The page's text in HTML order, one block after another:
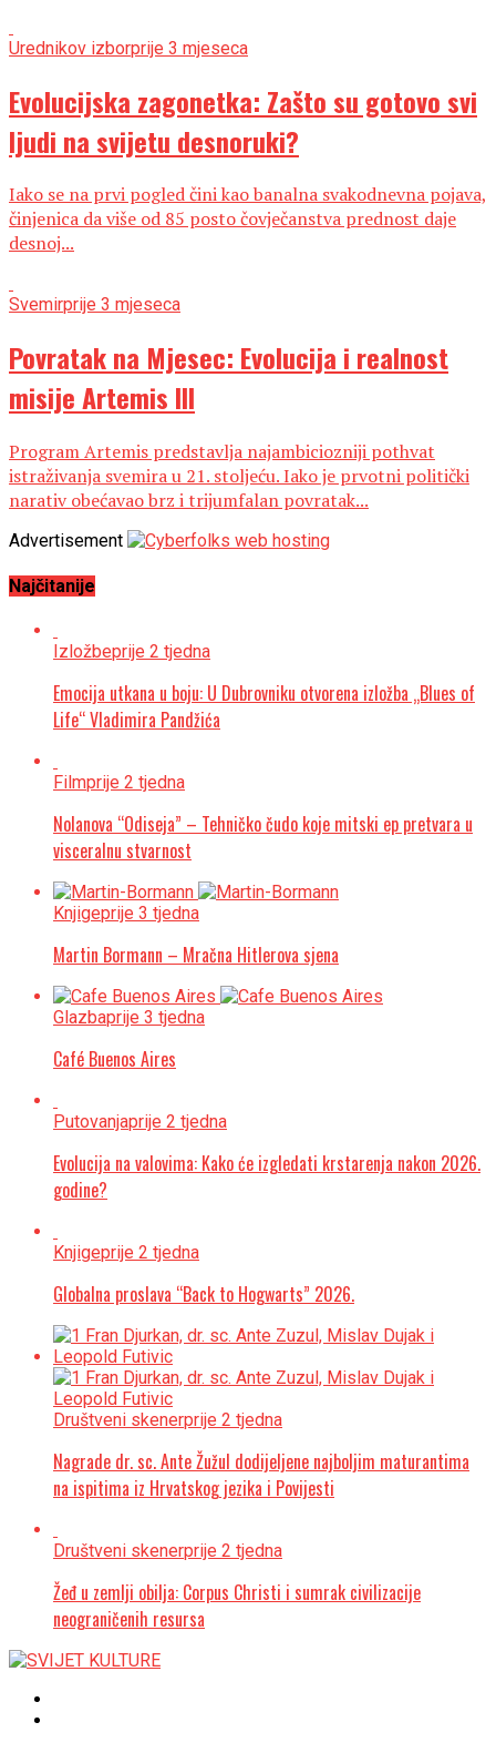
Urednikov izborprije 3 mjeseca
Evolucijska zagonetka: Zašto su gotovo svi
ljudi na svijetu desnoruki?
Iako se na prvi pogled čini kao banalna svakodnevna pojava,
činjenica da više od 85 posto čovječanstva prednost daje
desnoj...
Svemirprije 3 mjeseca
Povratak na Mjesec: Evolucija i realnost
misije Artemis III
Program Artemis predstavlja najambiciozniji pothvat
istraživanja svemira u 21. stoljeću. Iako je prvotni politički
narativ obećavao brz i trijumfalan povratak...
Advertisement
Najčitanije
Izložbeprije 2 tjedna
Emocija utkana u boju: U Dubrovniku otvorena izložba „Blues of
Life“ Vladimira Pandžića
Filmprije 2 tjedna
Nolanova “Odiseja” – Tehničko čudo koje mitski ep pretvara u
visceralnu stvarnost
Knjigeprije 3 tjedna
Martin Bormann – Mračna Hitlerova sjena
Glazbaprije 3 tjedna
Café Buenos Aires
Putovanjaprije 2 tjedna
Evolucija na valovima: Kako će izgledati krstarenja nakon 2026.
godine?
Knjigeprije 2 tjedna
Globalna proslava “Back to Hogwarts” 2026.
Društveni skenerprije 2 tjedna
Nagrade dr. sc. Ante Žužul dodijeljene najboljim maturantima
na ispitima iz Hrvatskog jezika i Povijesti
Društveni skenerprije 2 tjedna
Žeđ u zemlji obilja: Corpus Christi i sumrak civilizacije
neograničenih resursa